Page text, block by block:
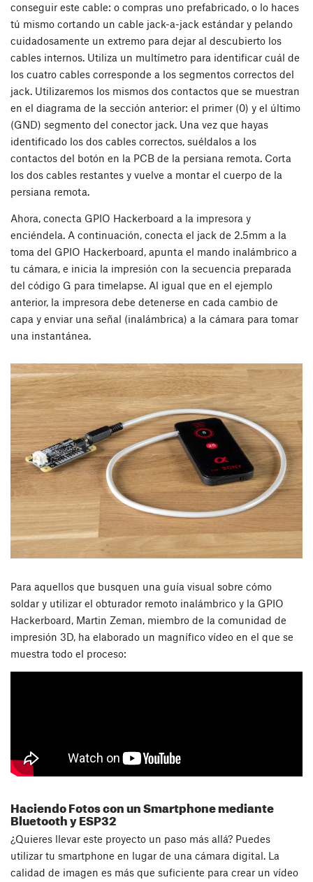
conseguir este cable: o compras uno prefabricado, o lo haces
tú mismo cortando un cable jack-a-jack estándar y pelando
cuidadosamente un extremo para dejar al descubierto los
cables internos. Utiliza un multímetro para identificar cuál de
los cuatro cables corresponde a los segmentos correctos del
jack. Utilizaremos los mismos dos contactos que se muestran
en el diagrama de la sección anterior: el primer (0) y el último
(GND) segmento del conector jack. Una vez que hayas
identificado los dos cables correctos, suéldalos a los
contactos del botón en la PCB de la persiana remota. Corta
los dos cables restantes y vuelve a montar el cuerpo de la
persiana remota.
Ahora, conecta GPIO Hackerboard a la impresora y
enciéndela. A continuación, conecta el jack de 2.5mm a la
toma del GPIO Hackerboard, apunta el mando inalámbrico a
tu cámara, e inicia la impresión con la secuencia preparada
del código G para timelapse. Al igual que en el ejemplo
anterior, la impresora debe detenerse en cada cambio de
capa y enviar una señal (inalámbrica) a la cámara para tomar
una instantánea.
Para aquellos que busquen una guía visual sobre cómo
soldar y utilizar el obturador remoto inalámbrico y la GPIO
Hackerboard, Martin Zeman, miembro de la comunidad de
impresión 3D, ha elaborado un magnífico vídeo en el que se
muestra todo el proceso:
Haciendo Fotos con un Smartphone mediante
Bluetooth y ESP32
¿Quieres llevar este proyecto un paso más allá? Puedes
utilizar tu smartphone en lugar de una cámara digital. La
calidad de imagen es más que suficiente para crear un vídeo